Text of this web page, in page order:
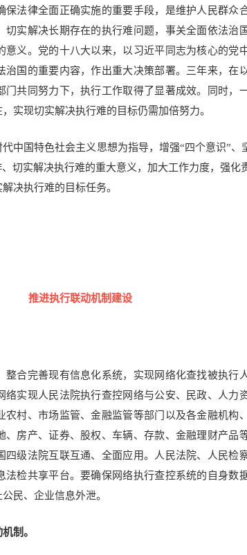
保法律全面正确实施的重要手段，是维护人民群众
切实解决长期存在的执行难问题，事关全面依法治
义。 党的十八大以来，以习近平同志为核心的党
国的重要内容，作出重大决策部署。 三年来，在
共同努力下，执行工作取得了显著成效。
同时，
实现切实解决执行难的目标仍需加倍努力。
中国特色社会主义思想为指导，增强“四个意识”、
切实解决执行难的重大意义，加大工作力度，强化
决执行难的目标任务。
推进执行联动机制建设
整合完善现有信息化系统，实现网络化查找被执行
络实现人民法院执行查控网络与公安、民政、人力
村、市场监管、金融监管等部门以及各金融机构
房产、证券、股权、车辆、存款、金融理财产品
级法院互联互通、全面应用。
人民法院、人民检
法检共享平台。要确保网络执行查控系统的自身数
民、企业信息外泄。
制。